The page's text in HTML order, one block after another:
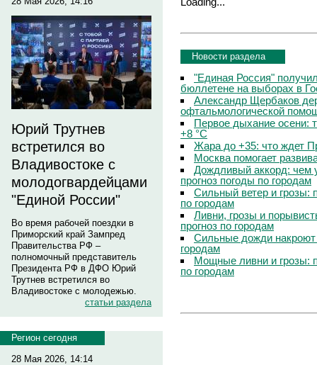
Юрий Трутнев
встретился во
Владивостоке с
молодогвардейцами
"Единой России"
Во время рабочей поездки в
Приморский край Зампред
Правительства РФ –
полномочный представитель
Президента РФ в ДФО Юрий
Трутнев встретился во
Владивостоке с молодежью.
статьи раздела
Регион сегодня
28 Мая 2026, 14:14
Новости раздела
"Единая Россия"
бюллетене на выборах в
Александр Щербаков
офтальмологической
Первое дыхание осени:
+8 °C
Жара до +35: что ждет
Москва помогает
Дождливый аккорд: чем
прогноз погоды по городам
Сильный ветер и грозы:
по городам
Ливни, грозы и
прогноз по городам
Сильные дожди
городам
Мощные ливни и грозы:
по городам